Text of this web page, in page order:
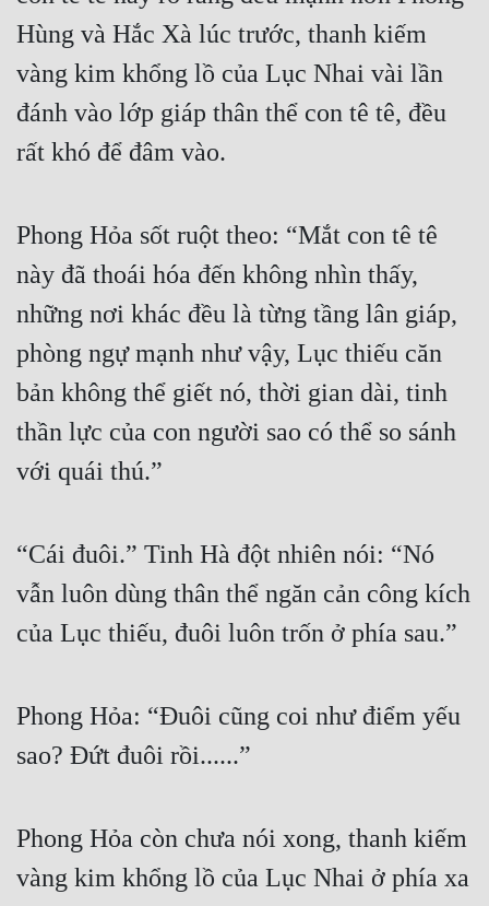
Hùng và Hắc Xà lúc trước, thanh kiếm
vàng kim khổng lồ của Lục Nhai vài lần
đánh vào lớp giáp thân thể con tê tê, đều
rất khó để đâm vào.
Phong Hỏa sốt ruột theo: “Mắt con tê tê
này đã thoái hóa đến không nhìn thấy,
những nơi khác đều là từng tầng lân giáp,
phòng ngự mạnh như vậy, Lục thiếu căn
bản không thể giết nó, thời gian dài, tinh
thần lực của con người sao có thể so sánh
với quái thú.”
“Cái đuôi.” Tinh Hà đột nhiên nói: “Nó
vẫn luôn dùng thân thể ngăn cản công kích
của Lục thiếu, đuôi luôn trốn ở phía sau.”
Phong Hỏa: “Đuôi cũng coi như điểm yếu
sao? Đứt đuôi rồi......”
Phong Hỏa còn chưa nói xong, thanh kiếm
vàng kim khổng lồ của Lục Nhai ở phía xa